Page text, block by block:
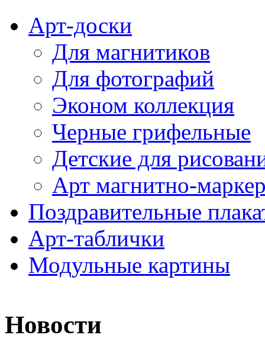
Арт-доски
Для магнитиков
Для фотографий
Эконом коллекция
Черные грифельные
Детские для
Арт магнитно-
Поздравительные
Арт-таблички
Модульные картины
Новости